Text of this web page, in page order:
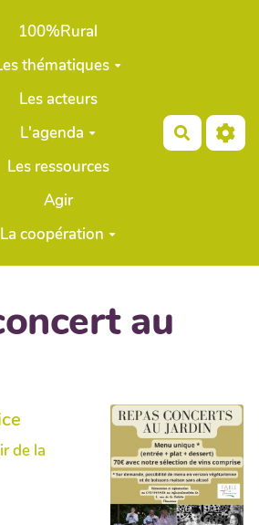
100%Rural
thématiques
Les acteurs
L'agenda
Les ressources
Agir
La coopération
au
de la